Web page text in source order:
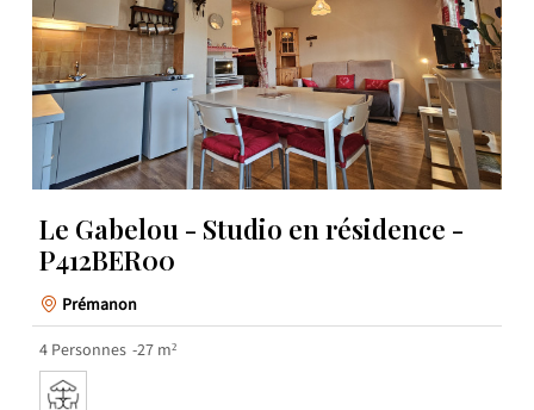
Le Gabelou - Studio en résidence -
P412BER00
Prémanon
4 Personnes 27 m²